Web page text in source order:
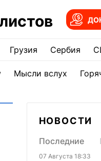
Грузия Сербия
Мысли вслух
НОВОСТИ
Последние
07 Августа 18:33